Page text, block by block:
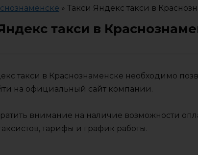
» Такси Яндекс такси в
такси в
такси в Краснознаменске необходимо
на официальный сайт компании.
внимание на наличие возможности
тарифы и график работы.